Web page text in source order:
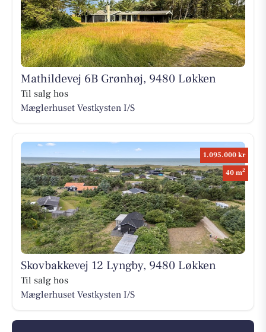
Mathildevej 6B Grønhøj, 9480 Løkken
Til salg hos
Mæglerhuset Vestkysten I/S
1.095.000 kr
40 m2
Skovbakkevej 12 Lyngby, 9480 Løkken
Til salg hos
Mæglerhuset Vestkysten I/S